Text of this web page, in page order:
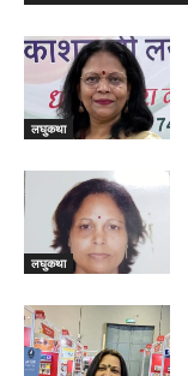
लघुकथा
लघुकथा